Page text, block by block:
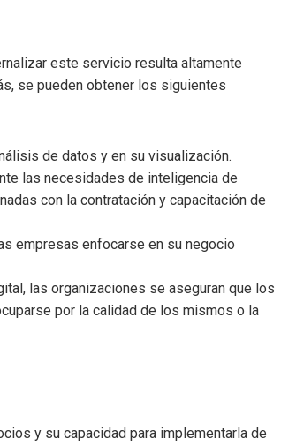
este servicio resulta altamente
se pueden obtener los siguientes
de datos y en su visualización.
las necesidades de inteligencia de
con la contratación y capacitación de
empresas enfocarse en su negocio
las organizaciones se aseguran que los
por la calidad de los mismos o la
y su capacidad para implementarla de